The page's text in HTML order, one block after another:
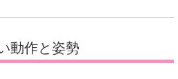
動作と姿勢